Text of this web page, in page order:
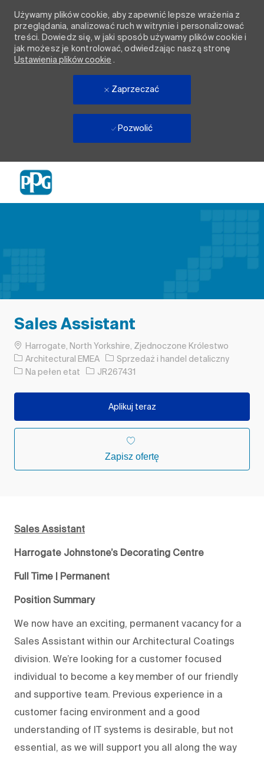
Używamy plików cookie, aby zapewnić lepsze wrażenia z
przeglądania, analizować ruch w witrynie i personalizować
treści. Dowiedz się, w jaki sposób używamy plików cookie i
jak możesz je kontrolować, odwiedzając naszą stronę
Ustawienia plików cookie .
Zaprzeczać
Pozwolić
Sales Assistant
Lokalizacja
Harrogate, North Yorkshire, Zjednoczone Królestwo
Architectural EMEA
Kategoria
Sprzedaż i handel detaliczny
Rodzaj pracy
Na pełen etat Identyfikator zadania
JR267431
Aplikuj teraz
Zapisz ofertę
Sales Assistant
Harrogate Johnstone’s Decorating Centre
Full Time | Permanent
Position Summary
We now have an exciting, permanent vacancy for a
Sales Assistant within our Architectural Coatings
division. We’re looking for a customer focused
individual to become a key member of our friendly
and supportive team. Previous experience in a
customer facing environment and a good
understanding of IT systems is desirable, but not
essential, as we will support you all along the way